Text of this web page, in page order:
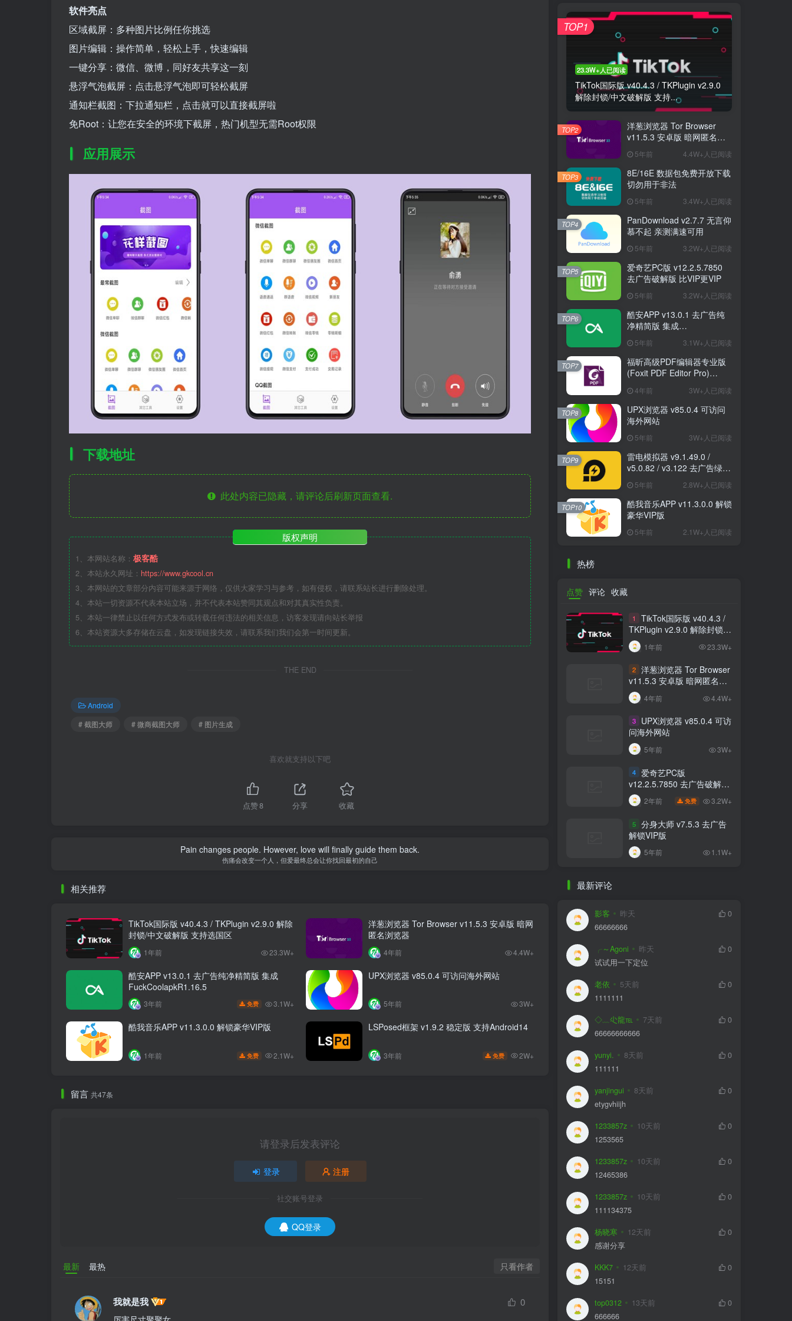
软件亮点
区域截屏：多种图片比例任你挑选
图片编辑：操作简单，轻松上手，快速编辑
一键分享：微信、微博，同好友共享这一刻
悬浮气泡截屏：点击悬浮气泡即可轻松截屏
通知栏截图：下拉通知栏，点击就可以直接截屏啦
免Root：让您在安全的环境下截屏，热门机型无需Root权限
应用展示
下载地址
此处内容已隐藏，请评论后刷新页面查看.
版权声明
1、本网站名称： 极客酷
2、本站永久网址： https://www.gkcool.cn
3、本网站的文章部分内容可能来源于网络，仅供大家学习与参考，如有侵权，请联系站长进行删除处理。
4、本站一切资源不代表本站立场，并不代表本站赞同其观点和对其真实性负责。
5、本站一律禁止以任何方式发布或转载任何违法的相关信息，访客发现请向站长举报
6、本站资源大多存储在云盘，如发现链接失效，请联系我们我们会第一时间更新。
THE END
Android
# 截图大师
# 微商截图大师 # 图片生成
喜欢就支持以下吧
点赞8 分享 收藏
Pain changes people. However, love will finally guide them back.
伤痛会改变一个人，但爱最终总会让你找回最初的自己
相关推荐
TikTok国际版 v40.4.3 / TKPlugin v2.9.0 解除
封锁/中文破解版 支持选国区
1年前 23.3W+
洋葱浏览器 Tor Browser v11.5.3 安卓版 暗网
匿名浏览器
4年前 4.4W+
酷安APP v13.0.1 去广告纯净精简版 集成
FuckCoolapkR1.16.5
3年前 免费 3.1W+
UPX浏览器 v85.0.4 可访问海外网站
5年前 3W+
酷我音乐APP v11.3.0.0 解锁豪华VIP版
1年前 免费 2.1W+
LSPosed框架 v1.9.2 稳定版 支持Android14
3年前 免费 2W+
留言 共47条
请登录后发表评论
登录 注册
社交账号登录
QQ登录
最新 最热 只看作者
我就是我 0
23.3W+人已阅读
TikTok国际版 v40.4.3 / TKPlugin v2.9.0
解除封锁/中文破解版 支持...
TOP1
洋葱浏览器 Tor Browser
v11.5.3 安卓版 暗网匿名浏
览器
5年前 4.4W+人已阅读
TOP2
8E/16E 数据包免费开放下载
切勿用于非法
5年前 3.4W+人已阅读
TOP3
PanDownload v2.7.7 无言仰
慕不起 亲测满速可用
5年前 3.2W+人已阅读
TOP4
爱奇艺PC版 v12.2.5.7850
去广告破解版 比VIP更VIP
5年前 3.2W+人已阅读
TOP5
酷安APP v13.0.1 去广告纯
净精简版 集成
FuckCoolapkR1.16.5
5年前 3.1W+人已阅读
TOP6
福昕高级PDF编辑器专业版
(Foxit PDF Editor Pro)
4年前 3W+人已阅读
TOP7
UPX浏览器 v85.0.4 可访问
海外网站
5年前 3W+人已阅读
TOP8
雷电模拟器 v9.1.49.0 /
v5.0.82 / v3.122 去广告绿色
5年前 2.8W+人已阅读
TOP9
酷我音乐APP v11.3.0.0 解锁
豪华VIP版
5年前 2.1W+人已阅读
TOP10
热榜
点赞 评论 收藏
1
TikTok国际版 v40.4.3 /
TKPlugin v2.9.0 解除封锁/
中文破解版 支持选国区
1年前 23.3W+
2 洋葱浏览器 Tor Browser
v11.5.3 安卓版 暗网匿名浏
览器
4年前 4.4W+
3
UPX浏览器 v85.0.4 可访
问海外网站
5年前 3W+
4
爱奇艺PC版
v12.2.5.7850 去广告破解版
比VIP更VIP
2年前 免费 3.2W+
5 分身大师 v7.5.3 去广告
解锁VIP版
5年前 1.1W+
最新评论
影客 昨天
0
66666666
╭～Agoni 昨天
0
试试用一下定位
老依 5天前
0
1111111
◇﹏尐龍℡ 7天前
0
66666666666
yunyi. 8天前
0
111111
yanjingui 8天前
0
etygvhiijh
1233857z 10天前
0
1253565
1233857z 10天前
0
12465386
1233857z 10天前
0
111134375
杨晓寒 12天前
0
感谢分享
KKK7 12天前
0
15151
top0312 13天前
0
666666